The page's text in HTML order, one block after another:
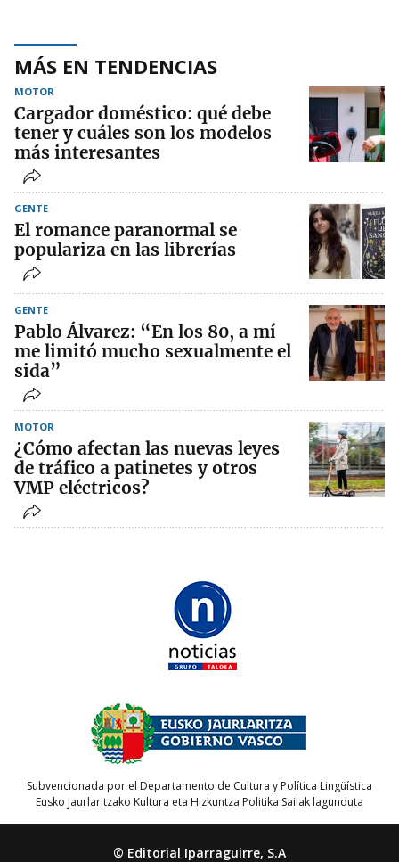
MÁS EN TENDENCIAS
MOTOR
Cargador doméstico: qué debe
tener y cuáles son los modelos
más interesantes
GENTE
El romance paranormal se
populariza en las librerías
GENTE
Pablo Álvarez: “En los 80, a mí
me limitó mucho sexualmente el
sida”
MOTOR
¿Cómo afectan las nuevas leyes
de tráfico a patinetes y otros
VMP eléctricos?
Subvencionada por el Departamento de Cultura y Política Lingüística
Eusko Jaurlaritzako Kultura eta Hizkuntza Politika Sailak lagunduta
© Editorial Iparraguirre, S.A